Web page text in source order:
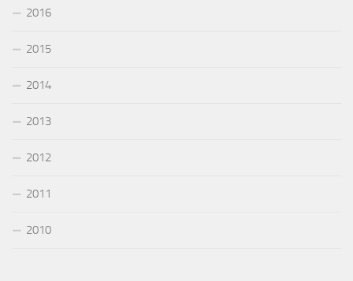
2016
2015
2014
2013
2012
2011
2010